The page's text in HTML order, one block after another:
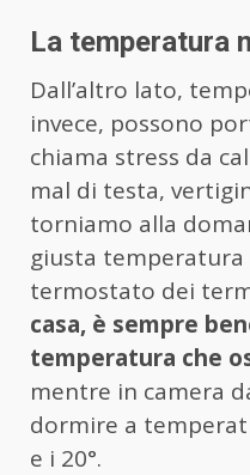
La temperatura
Dall’altro lato,
invece, possono
chiama stress da
mal di testa,
torniamo alla
giusta
termostato dei
casa, è sempre
temperatura che
mentre in camera
dormire a
e i 20°.